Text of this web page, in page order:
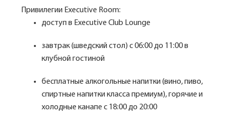
Привилегии Executive Room:
доступ в Executive Club Lounge
завтрак (шведский стол) с 06:00 до 11:00 в
клубной гостиной
бесплатные алкогольные напитки (вино, пиво,
спиртные напитки класса премиум), горячие и
холодные канапе с 18:00 до 20:00